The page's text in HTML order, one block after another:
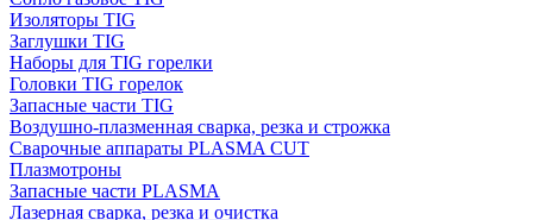
Изоляторы TIG
Заглушки TIG
Наборы для TIG горелки
Головки TIG горелок
Запасные части TIG
Воздушно-плазменная сварка, резка и строжка
Сварочные аппараты PLASMA CUT
Плазмотроны
Запасные части PLASMA
Лазерная сварка, резка и очистка